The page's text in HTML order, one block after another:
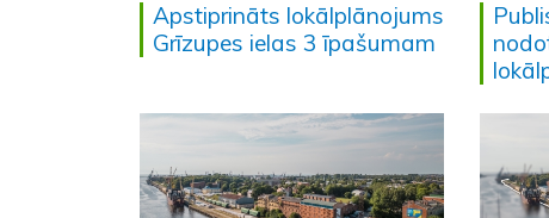
Apstiprināts lokālplānojums
Grīzupes ielas 3 īpašumam